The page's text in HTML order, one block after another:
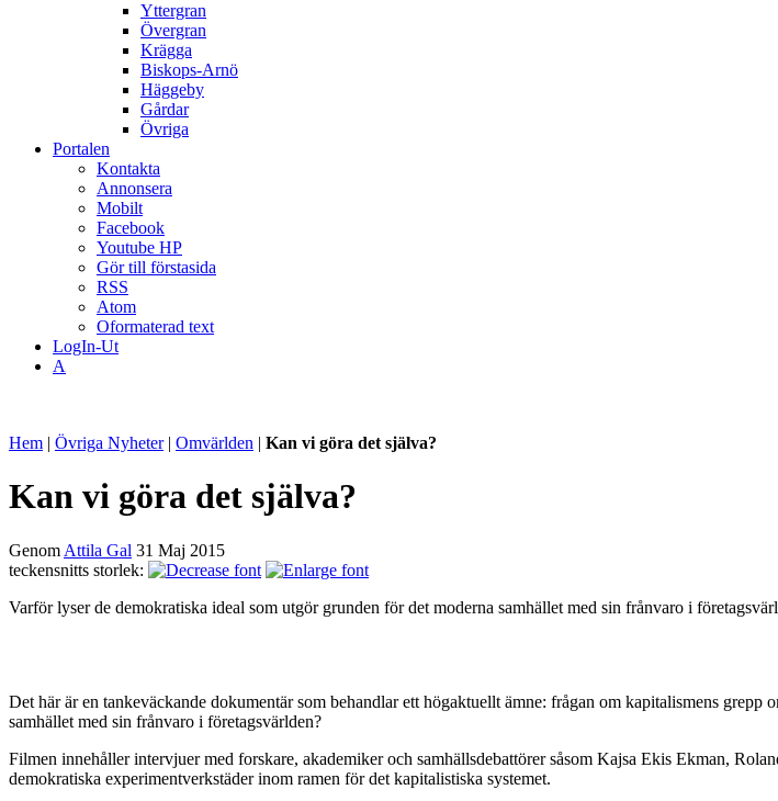
Yttergran
Övergran
Krägga
Biskops-Arnö
Häggeby
Gårdar
Övriga
Portalen
Kontakta
Annonsera
Mobilt
Facebook
Youtube HP
Gör till förstasida
RSS
Atom
Oformaterad text
LogIn-Ut
A
Hem | Övriga Nyheter| Omvärlden | Kan vi göra det själva?
Kan vi göra det själva?
Genom Attila Gal 31 Maj 2015
teckensnitts storlek:
Varför lyser de demokratiska ideal som utgör grunden för det moderna samhället med sin frånvaro i
Det här är en tankeväckande dokumentär som behandlar ett högaktuellt ämne: frågan om kapitalismens
samhället med sin frånvaro i företagsvärlden?
Filmen innehåller intervjuer med forskare, akademiker och samhällsdebattörer såsom Kajsa Ekis Ekman,
demokratiska experimentverkstäder inom ramen för det kapitalistiska systemet.